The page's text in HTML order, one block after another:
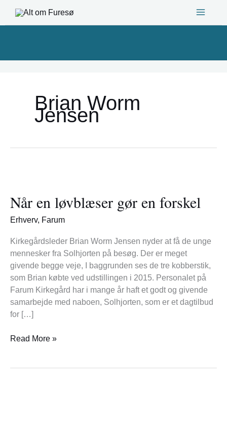
Brian Worm
Jensen
Når en løvblæser gør en forskel
Erhverv, Farum
Kirkegårdsleder Brian Worm Jensen nyder at få de unge
mennesker fra Solhjorten på besøg. Der er meget
givende begge veje, I baggrunden ses de tre kobberstik,
som Brian købte ved udstillingen i 2015. Personalet på
Farum Kirkegård har i mange år haft et godt og givende
samarbejde med naboen, Solhjorten, som er et dagtilbud
for […]
løvblæser
gør
en
Read More »